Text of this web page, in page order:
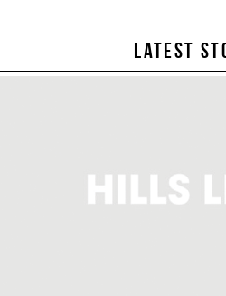
LATEST